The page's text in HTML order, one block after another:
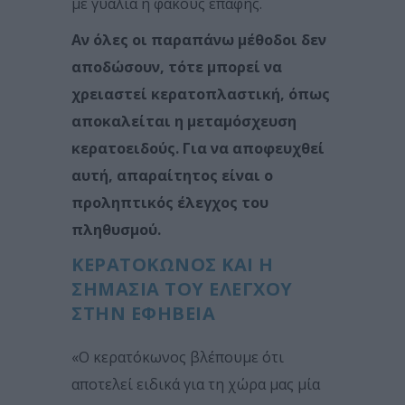
Αν όλες οι παραπάνω μέθοδοι δεν
αποδώσουν, τότε μπορεί να
χρειαστεί κερατοπλαστική, όπως
αποκαλείται η μεταμόσχευση
κερατοειδούς. Για να αποφευχθεί
αυτή, απαραίτητος είναι ο
προληπτικός έλεγχος του
πληθυσμού.
ΚΕΡΑΤΟΚΩΝΟΣ ΚΑΙ Η
ΣΗΜΑΣΙΑ ΤΟΥ ΕΛΕΓΧΟΥ
ΣΤΗΝ ΕΦΗΒΕΙΑ
«Ο κερατόκωνος βλέπουμε ότι
αποτελεί ειδικά για τη χώρα μας μία